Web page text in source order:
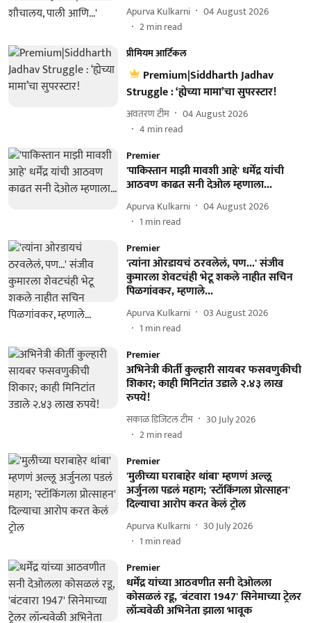
Apurva Kulkarni
04 August 2026
2min read
प्रीमियम आर्टिकल
Premium|Siddharth Jadhav
Struggle : ‘ह्येच्या मामा’चा सुपरस्टार!
अवतरण टीम
04 August 2026
4 min read
Premier
'पाकिस्तान माझी मावशी आहे' धर्मेंद्र यांची
आठवण काढत सनी देओल म्हणाला...
Apurva Kulkarni
04 August 2026
1 min read
Premier
'त्यांना ओरडायचं ठरवलेलं, पण...' संजीव
कुमारला शेवटचंही भेटू शकले नाहीत सचिन
पिळगांवकर, म्हणाले...
Apurva Kulkarni
03 August 2026
1 min read
Premier
अभिनेत्री कीर्ती कुल्हारी सायबर फसवणुकीची
शिकार; काही मिनिटांत उडाले २.४३ लाख
रुपये!
सकाळ डिजिटल टीम
30 July 2026
2min read
Premier
'मुलीच्या घराबाहेर थांबा' म्हणणं अल्लू
अर्जुनला पडलं महाग; 'स्टॉकिंगला प्रोत्साहन'
दिल्याचा आरोप करत केलं ट्रोल
Apurva Kulkarni
30 July 2026
1 min read
Premier
धर्मेंद्र यांच्या आठवणीत सनी देओलला
कोसळलं रडू, 'बंटवारा 1947' सिनेमाच्या ट्रेलर
लॉन्चवेळी अभिनेता झाला भावूक